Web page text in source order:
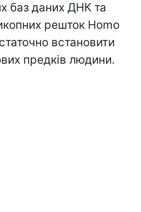
баз даних ДНК та
решток Homo
встановити
предків людини.